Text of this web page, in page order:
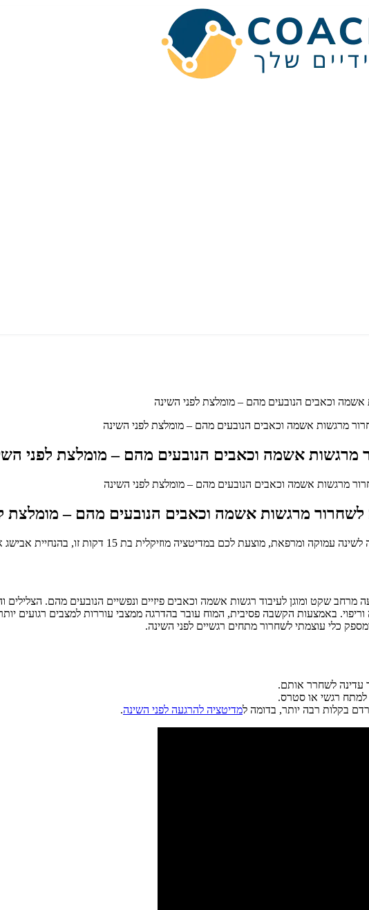
וכאבים הנובעים מהם – מומלצת לפני השינה
מרגשות אשמה וכאבים הנובעים מהם – מומלצת לפני השינה
מרגשות אשמה וכאבים הנובעים מהם – מומלצת לפני
לשחרור מרגשות אשמה וכאבים הנובעים מהם – מומלצת
בת 15 דקות זו, בהנחיית אבישג אמיר. תרגול זה מיועד להעניק לכם מרחב שקט ומוגן לשחרור מתחים רגשיים ופיזיים.
מרחב שקט ומוגן לעיבוד רגשות אשמה וכאבים פיזיים ונפשיים הנובעים מהם.
באמצעות הקשבה פסיבית, המוח עובר בהדרגה ממצבי עוררות למצבים רגועים
כלי עוצמתי לשחרור מתחים רגשיים לפני השינה.
עדינה לשחרר אותם.
למתח רגשי או סטרס.
בקלות רבה יותר, בדומה למדיטציה להרגעה לפני השינה.